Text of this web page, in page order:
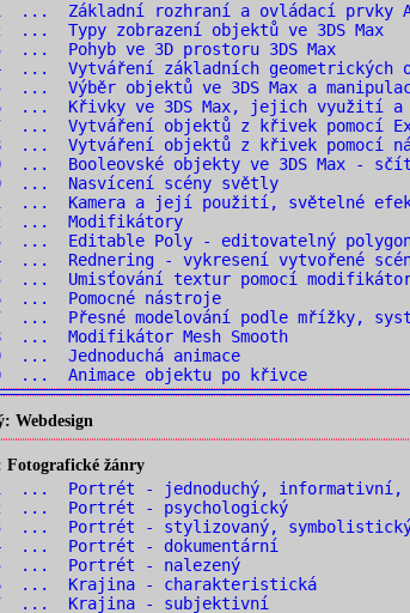
01 ... Základní rozhraní a ovládací prvky
02 ... Typy zobrazení objektů ve 3DS Max
03 ... Pohyb ve 3D prostoru 3DS Max
04 ... Vytváření základních geometrických
05 ... Výběr objektů ve 3DS Max a
06 ... Křivky ve 3DS Max, jejich využití a
07 ... Vytváření objektů z křivek pomocí
08 ... Vytváření objektů z křivek
09 ... Booleovské objekty ve 3DS Max -
10 ... Nasvícení scény světly
11 ... Kamera a její použití, světelné
12 ... Modifikátory
13 ... Editable Poly - editovatelný
14 ... Rednering - vykresení vytvořené
15 ... Umisťování textur pomocí modifikátoru
16 ... Pomocné nástroje
17 ... Přesné modelování podle mřížky,
18 ... Modifikátor Mesh Smooth
... Jednoduchá animace
20 ... Animace objektu po křivce
Webdesign
Fotografické žánry
01 ... Portrét - jednoduchý,
02 ... Portrét - psychologický
03 ... Portrét - stylizovaný,
04 ... Portrét - dokumentární
05 ... Portrét - nalezený
06 ... Krajina - charakteristická
07 ... Krajina - subjektivní